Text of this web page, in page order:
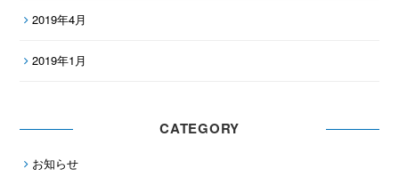
2019年4月
2019年1月
CATEGORY
お知らせ